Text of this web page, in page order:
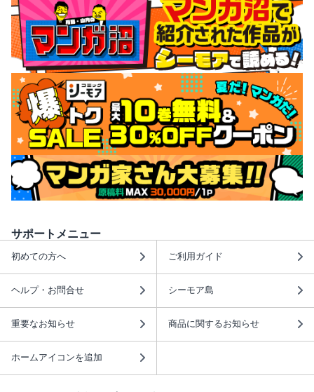
サポートメニュー
初めての方へ ご利用ガイド
ヘルプ・お問合せ シーモア島
重要なお知らせ 商品に関するお知らせ
ホームアイコンを追加